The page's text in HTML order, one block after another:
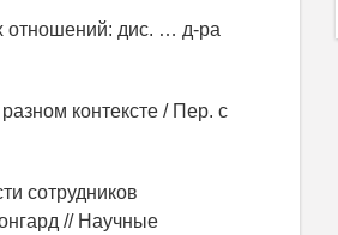
отношений: дис. … д-ра
контексте / Пер. с
сотрудников
// Научные